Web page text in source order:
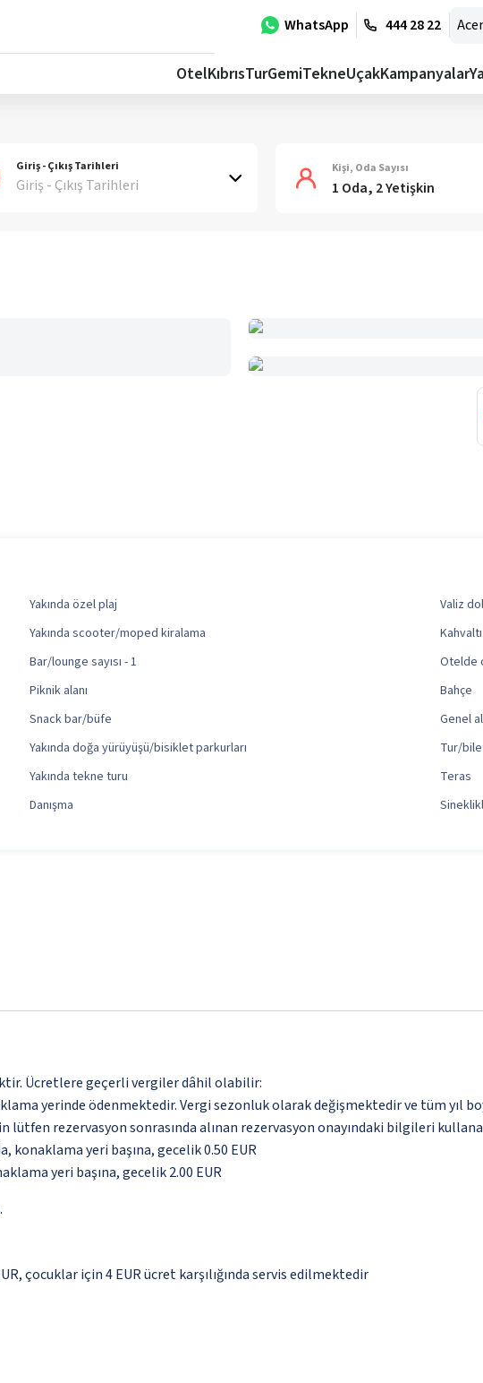
WhatsApp 444 28 22
OtelKıbrısTurGemiTekneUçakKampanyalar
Giriş - Çıkış Tarihleri
Giriş - Çıkış Tarihleri
Kişi, Oda Sayısı
1 Oda, 2 Yetişkin
Yakında özel plaj
Valiz
Yakında scooter/moped kiralama
Bar/lounge sayısı - 1
Otelde
Piknik alanı
Bahçe
Snack bar/büfe
Genel
Yakında doğa yürüyüşü/bisiklet parkurları
Tur/
Yakında tekne turu
Teras
Danışma
Ücretlere geçerli vergiler dâhil olabilir:
yerinde ödenmektedir. Vergi sezonluk olarak değişmektedir ve tüm yıl
rezervasyon sonrasında alınan rezervasyon onayındaki bilgileri
konaklama yeri başına, gecelik 0.50 EUR
yeri başına, gecelik 2.00 EUR
çocuklar için 4 EUR ücret karşılığında servis edilmektedir